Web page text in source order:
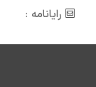
رایانامه :